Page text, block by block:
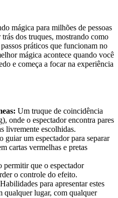
mágica para milhões de pessoas
dos truques, mostrando como
práticos que funcionam no
mágica acontece quando você
e começa a focar na experiência
Um truque de coincidência
onde o espectador encontra pares
livremente escolhidas.
guiar um espectador para separar
cartas vermelhas e pretas
permitir que o espectador
o controle do efeito.
Habilidades para apresentar estes
qualquer lugar, com qualquer